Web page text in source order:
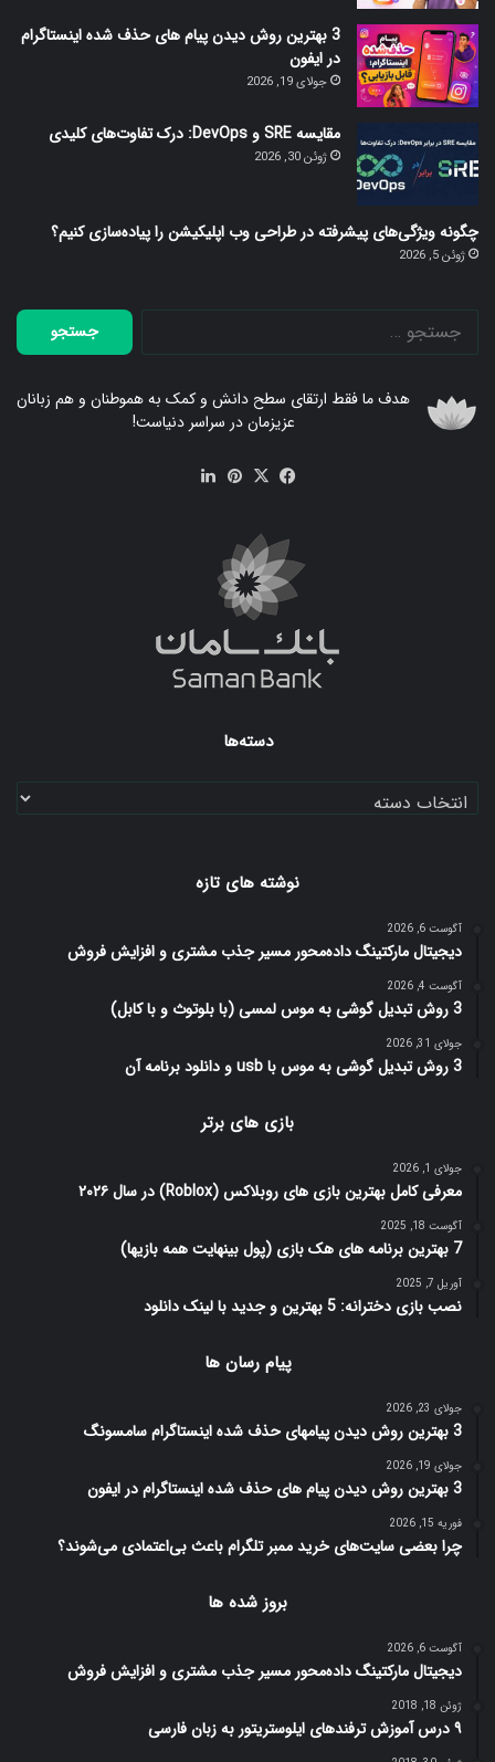
3 بهترین روش دیدن پیام های حذف شده اینستاگرام
در ایفون
جولای 19, 2026
مقایسه SRE و DevOps: درک تفاوت‌های کلیدی
ژوئن 30, 2026
چگونه ویژگی‌های پیشرفته در طراحی وب اپلیکیشن را پیاده‌سازی کنیم؟
ژوئن 5, 2026
جستجو
برای:
هدف ما فقط ارتقای سطح دانش و کمک به هموطنان و هم زبانان
عزیزمان در سراسر دنیاست!
فیسX ‫پین‌ترست
دسته‌ها
دسته‌ها
نوشته های تازه
آگوست 6, 2026
دیجیتال مارکتینگ داده‌محور مسیر جذب مشتری و افزایش فروش
آگوست 4, 2026
3 روش تبدیل گوشی به موس لمسی (با بلوتوث و با کابل)
جولای 31, 2026
3 روش تبدیل گوشی به موس با usb و دانلود برنامه آن
بازی های برتر
جولای 1, 2026
معرفی کامل بهترین بازی های روبلاکس (Roblox) در سال ۲۰۲۶
آگوست 18, 2025
7 بهترین برنامه های هک بازی (پول بینهایت همه بازیها)
آوریل 7, 2025
نصب بازی دخترانه: 5 بهترین و جدید با لینک دانلود
پیام رسان ها
جولای 23, 2026
3 بهترین روش دیدن پیامهای حذف شده اینستاگرام سامسونگ
جولای 19, 2026
3 بهترین روش دیدن پیام های حذف شده اینستاگرام در ایفون
فوریه 15, 2026
چرا بعضی سایت‌های خرید ممبر تلگرام باعث بی‌اعتمادی می‌شوند؟
بروز شده ها
آگوست 6, 2026
دیجیتال مارکتینگ داده‌محور مسیر جذب مشتری و افزایش فروش
ژوئن 18, 2018
۹ درس آموزش ترفندهای ایلوستریتور به زبان فارسی